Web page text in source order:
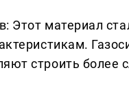
Этот материал
строить